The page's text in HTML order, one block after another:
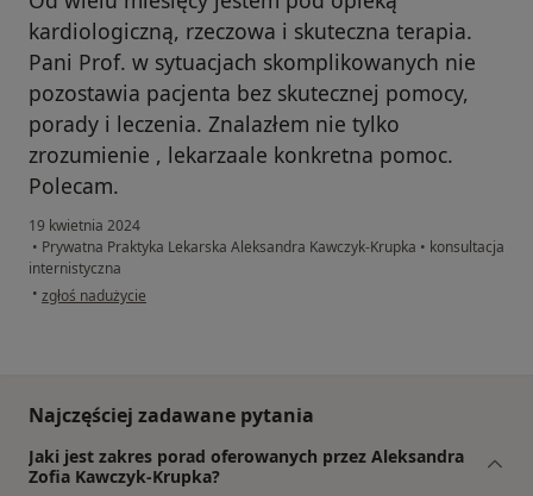
kardiologiczną, rzeczowa i skuteczna terapia.
Pani Prof. w sytuacjach skomplikowanych nie
pozostawia pacjenta bez skutecznej pomocy,
porady i leczenia. Znalazłem nie tylko
zrozumienie , lekarzaale konkretna pomoc.
Polecam.
19 kwietnia 2024
• Prywatna Praktyka Lekarska Aleksandra Kawczyk-Krupka • konsultacja
internistyczna
• w opinii użytkownika J.J.
zgłoś nadużycie
Najczęściej zadawane pytania
Jaki jest zakres porad oferowanych przez Aleksandra
Zofia Kawczyk-Krupka?